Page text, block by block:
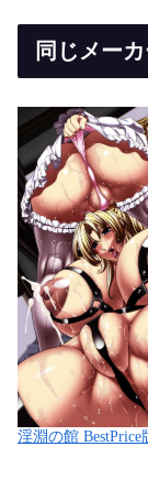
同じメー
淫淵の館 BestPrice